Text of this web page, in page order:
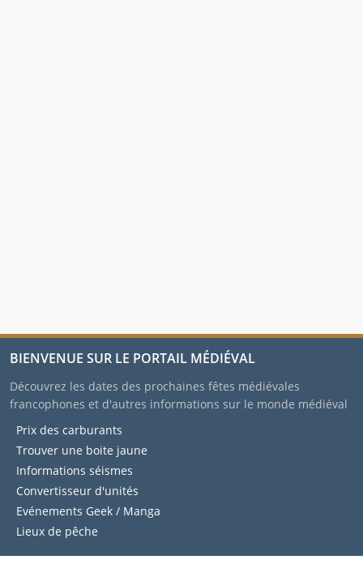
BIENVENUE SUR LE PORTAIL MÉDIÉVAL
Découvrez les dates des prochaines fêtes médiévales
francophones et d'autres informations sur le monde médiéval
Prix des carburants
Trouver une boite jaune
Informations séismes
Convertisseur d'unités
Evénements Geek / Manga
Lieux de pêche